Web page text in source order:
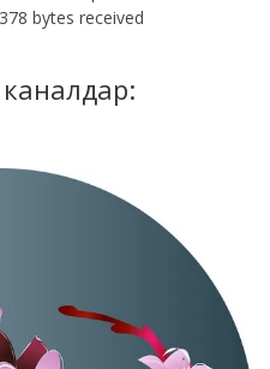
bytes received